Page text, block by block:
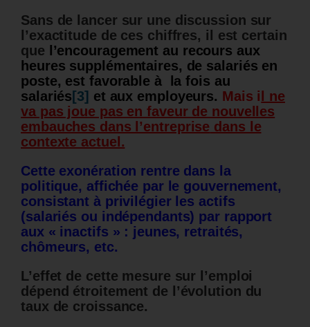
Sans de lancer sur une discussion sur
l’exactitude de ces chiffres, il est certain
que
l’encouragement au recours aux
heures supplémentaires, de salariés en
poste, est favorable à la fois au
salariés [3] et aux employeurs. Mais i
l ne
va pas joue pas en faveur de nouvelles
embauches dans l’entreprise dans le
contexte actuel.
Cette exonération rentre dans la
politique, affichée par le gouvernement,
consistant à privilégier les actifs
(salariés ou indépendants) par rapport
aux « inactifs » : jeunes, retraités,
chômeurs, etc.
L’effet de cette mesure sur l’emploi
dépend étroitement de l’évolution du
taux de croissance.